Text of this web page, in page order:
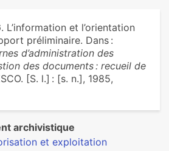
L’information et l’orientation
préliminaire. Dans :
d’administration des
des documents : recueil de
[S. l.] : [s. n.], 1985,
archivistique
et exploitation